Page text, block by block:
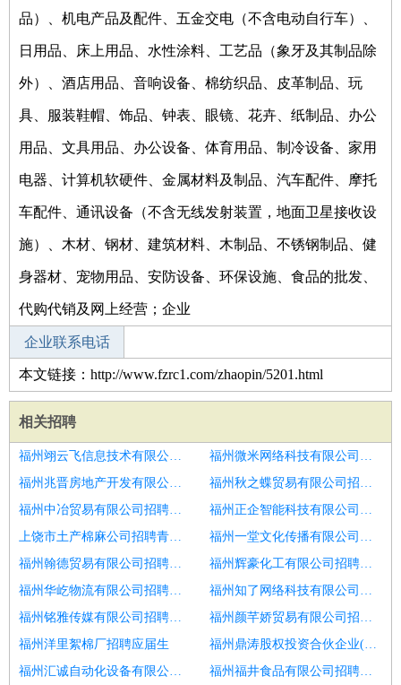
品）、机电产品及配件、五金交电（不含电动自行车）、
日用品、床上用品、水性涂料、工艺品（象牙及其制品除
外）、酒店用品、音响设备、棉纺织品、皮革制品、玩
具、服装鞋帽、饰品、钟表、眼镜、花卉、纸制品、办公
用品、文具用品、办公设备、体育用品、制冷设备、家用
电器、计算机软硬件、金属材料及制品、汽车配件、摩托
车配件、通讯设备（不含无线发射装置，地面卫星接收设
施）、木材、钢材、建筑材料、木制品、不锈钢制品、健
身器材、宠物用品、安防设备、环保设施、食品的批发、
代购代销及网上经营；企业
企业联系电话
本文链接：http://www.fzrc1.com/zhaopin/5201.html
相关招聘
福州翊云飞信息技术有限公司招聘行政文员
福州微米网络科技有限公司招聘文员
福州兆晋房地产开发有限公司招聘会计文员
福州秋之蝶贸易有限公司招聘商务文员
福州中冶贸易有限公司招聘赚钱过年分拣
福州正企智能科技有限公司招聘物流仓储分拣员
上饶市土产棉麻公司招聘青岛市招聘文员1人
福州一堂文化传播有限公司招聘行政文员
福州翰德贸易有限公司招聘办公室文员
福州辉豪化工有限公司招聘娄底9K物流助理待遇优年底双薪
福州华屹物流有限公司招聘前台文员
福州知了网络科技有限公司招聘注册文员
福州铭雅传媒有限公司招聘文员
福州颜芊娇贸易有限公司招聘文员
福州洋里絮棉厂招聘应届生
福州鼎涛股权投资合伙企业(有限合伙)招聘文员
福州汇诚自动化设备有限公司招聘办公室文员
福州福井食品有限公司招聘仓管文员